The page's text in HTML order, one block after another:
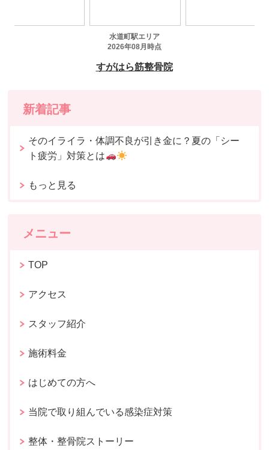
新着記事
そのイライラ・体調不良が引き金に？夏の「シー
ト疲労」対策とは
もっと見る
メニュー
TOP
アクセス
スタッフ紹介
施術料金
はじめての方へ
当院で取り組んでいる感染症対策
整体・整骨院ストーリー